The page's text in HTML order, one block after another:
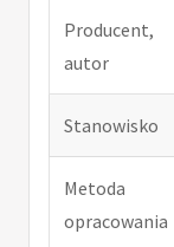
Producent,
autor
Stanowisko
Metoda
opracowania